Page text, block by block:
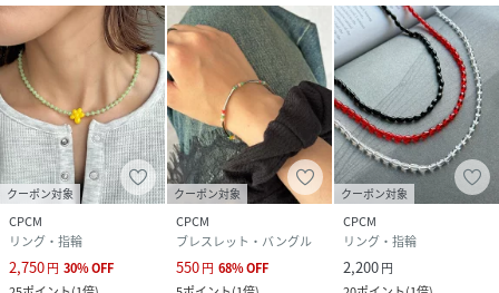
クーポン対象
CPCM
リング・指輪
2,750円 30%OFF
クーポン対象
CPCM
ブレスレット・バングル
550円 68%OFF
クーポン対象
CPCM
リング・指輪
2,200円